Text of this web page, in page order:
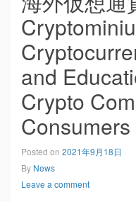
and
Crypto
Posted on 2021年9月18日
By News
Leave a comment